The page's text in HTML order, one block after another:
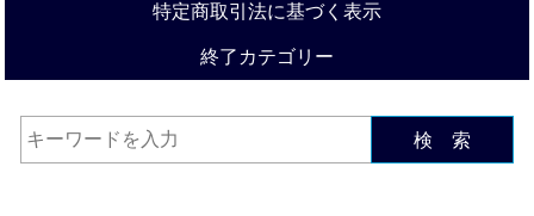
特定商取引法に基づく表示
終了カテゴリー
検 索